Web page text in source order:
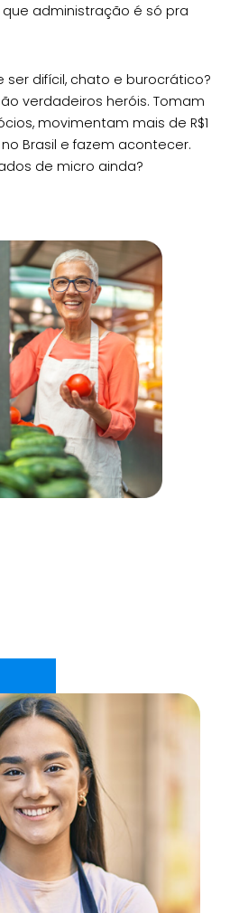
administração é só pra
difícil, chato e burocrático?
verdadeiros heróis. Tomam
movimentam mais de R$1
Brasil e fazem acontecer.
de micro ainda?